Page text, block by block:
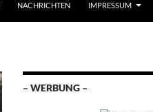
NACHRICHTEN IMPRESSUM
– WERBUNG –